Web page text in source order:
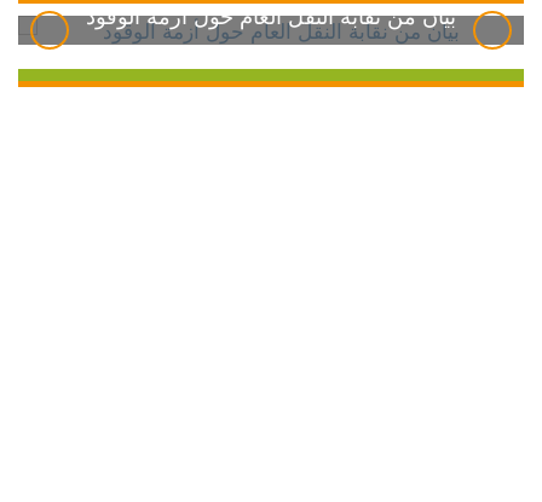
بيان من نقابة النقل العام حول أزمة الوقود